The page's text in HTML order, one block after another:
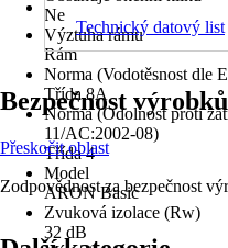
Ne
Výztuha rámu
Rám
Norma (Vodotěsnost dle
Třída 8A
Norma (Odolnost proti
11/AC:2002-08)
Třída 4
Model
ARON Basic
Zvuková izolace (Rw)
32 dB
Technický datový list
Bezpečnost výrobků
Přeskočit oblast
Zodpovědnost za bezpečnost